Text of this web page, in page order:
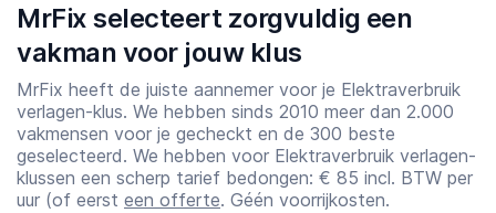
MrFix selecteert zorgvuldig een
vakman voor jouw klus
MrFix heeft de juiste aannemer voor je Elektraverbruik
verlagen-klus. We hebben sinds 2010 meer dan 2.000
vakmensen voor je gecheckt en de 300 beste
geselecteerd. We hebben voor Elektraverbruik verlagen-
klussen een scherp tarief bedongen: € 85 incl. BTW per
uur (of eerst een offerte. Géén voorrijkosten.